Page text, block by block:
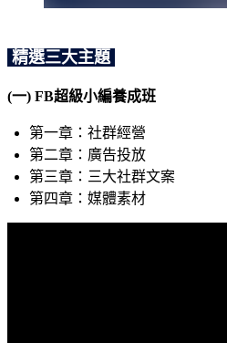
精選三大主題
(一) FB超級小編養成班
第一章：社群經營
第二章：廣告投放
第三章：三大社群文案
第四章：媒體素材